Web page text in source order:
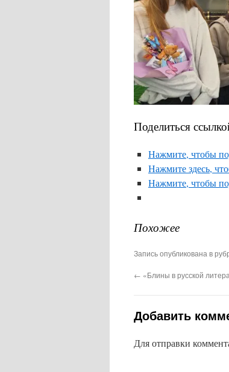
Поделиться
Нажмите, чтобы
Нажмите здесь,
Нажмите, чтобы
Похожее
Запись опубликована в
← «Блины в русской
Добавить
Для отправки